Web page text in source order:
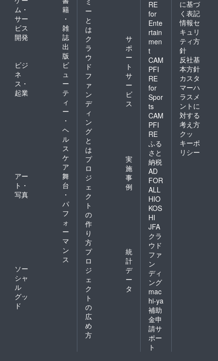
ム・
サー
ビス
開発
籍
・
雑
誌
出
版
ビジ
ネ
ス・
起業
ビ
ュ
ー
テ
ィ
ー
・
ヘ
ル
ス
ケ
ア
アー
ト・
写真
舞
台
・
パ
フ
ォ
ー
マ
ン
ス
ソー
シャ
ル
グッ
ド
ー
と
は
ク
ラ
ウ
ド
フ
ァ
ン
デ
ィ
ン
グ
と
は
サ
ポ
ー
ト
サ
ー
ビ
ス
プ
ロ
ジ
ェ
ク
ト
の
作
り
方
実
施
事
例
プ
ロ
ジ
ェ
ク
ト
の
広
め
方
統
計
デ
ー
タ
RE
for
Ente
rtain
men
t
CAM
PFI
RE
for
Spor
ts
CAM
PFI
RE
ふる
さと
納税
AD
FOR
ALL
HIO
KOS
HI
JFA
クラ
ウド
ファ
ン
ディ
ング
mac
hi-ya
補助
金申
請サ
ポー
ト
に基づ
く表記
情報セ
キュリ
ティ方
針
反社基
本方針
カスタ
マーハ
ラスメ
ントに
対する
考え方
クッ
キーポ
リシー